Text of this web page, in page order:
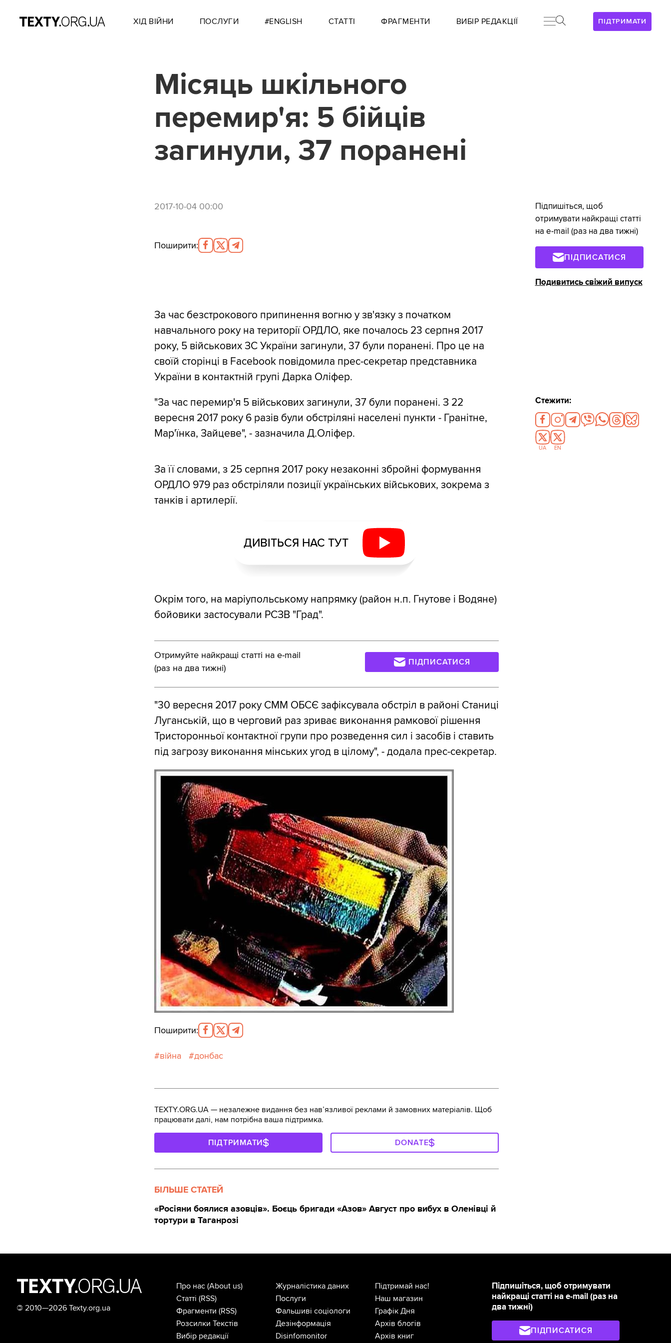
ПІДТРИМАТИ
ХІД ВІЙНИ ПОСЛУГИ #ENGLISH СТАТТІ ФРАГМЕНТИ ВИБІР РЕДАКЦІЇ
Місяць шкільного
перемир'я: 5 бійців
загинули, 37 поранені
2017-10-04 00:00
Поширити:
За час безстрокового припинення вогню у зв'язку з початком
навчального року на території ОРДЛО, яке почалось 23 серпня 2017
року, 5 військових ЗС України загинули, 37 були поранені. Про це на
своїй сторінці в Facеbook повідомила прес-секретар представника
України в контактній групі Дарка Оліфер.
"За час перемир'я 5 військових загинули, 37 були поранені. З 22
вересня 2017 року 6 разів були обстріляні населені пункти - Гранітне,
Мар'їнка, Зайцеве", - зазначила Д.Оліфер.
За її словами, з 25 серпня 2017 року незаконні збройні формування
ОРДЛО 979 раз обстріляли позиції українських військових, зокрема з
танків і артилерії.
ДИВІТЬСЯ НАС ТУТ
Окрім того, на маріупольському напрямку (район н.п. Гнутове і Водяне)
бойовики застосували РСЗВ "Град".
Отримуйте найкращі статті на e-mail
(раз на два тижні)
ПІДПИСАТИСЯ
"30 вересня 2017 року СММ ОБСЄ зафіксувала обстріл в районі Станиці
Луганській, що в черговий раз зриває виконання рамкової рішення
Тристоронньої контактної групи про розведення сил і засобів і ставить
під загрозу виконання мінських угод в цілому", - додала прес-секретар.
Поширити:
війна донбас
Підпишіться, щоб
отримувати найкращі статті
на e-mail (раз на два тижні)
ПІДПИСАТИСЯ
Подивитись свіжий випуск
Стежити:
UA EN
TEXTY.ORG.UA — незалежне видання без навʼязливої реклами й замовних матеріалів. Щоб
працювати далі, нам потрібна ваша підтримка.
ПІДТРИМАТИ DONATE
БІЛЬШЕ СТАТЕЙ
«Росіяни боялися азовців». Боєць бригади «Азов» Август про вибух в Оленівці й
тортури в Таганрозі
© 2010—2026 Texty.org.ua
Підпишіться, щоб отримувати
найкращі статті на e-mail (раз на
два тижні)
ПІДПИСАТИСЯ
Про нас (About us)
Статті (RSS)
Фрагменти (RSS)
Розсилки Текстів
Вибір редакції
Журналістика даних
Послуги
Фальшиві соціологи
Дезінформація
Disinfomonitor
Підтримай нас!
Наш магазин
Графік Дня
Архів блогів
Архів книг